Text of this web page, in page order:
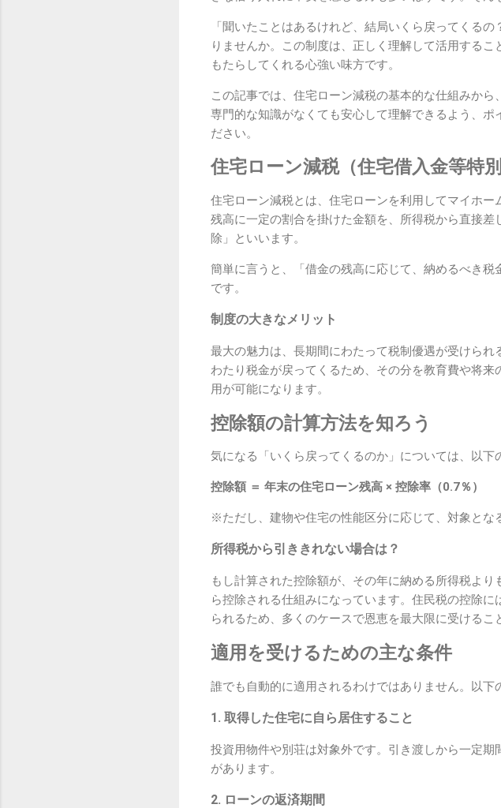
「聞いたことはあるけれど、結局いくら戻ってくる
りませんか。この制度は、正しく理解して活用する
もたらしてくれる心強い味方です。
この記事では、住宅ローン減税の基本的な仕組みか
専門的な知識がなくても安心して理解できるよう、
ださい。
住宅ローン減税（住宅借入金等特
住宅ローン減税とは、住宅ローンを利用してマイホ
残高に一定の割合を掛けた金額を、所得税から直接
除」といいます。
簡単に言うと、「借金の残高に応じて、納めるべき
です。
制度の大きなメリット
最大の魅力は、長期間にわたって税制優遇が受けら
わたり税金が戻ってくるため、その分を教育費や将
用が可能になります。
控除額の計算方法を知ろう
気になる「いくら戻ってくるのか」については、以下
控除額 ＝ 年末の住宅ローン残高 × 控除率（0.7％）
※ただし、建物や住宅の性能区分に応じて、対象とな
所得税から引ききれない場合は？
もし計算された控除額が、その年に納める所得税よ
ら控除される仕組みになっています。住民税の控除
られるため、多くのケースで恩恵を最大限に受けるこ
適用を受けるための主な条件
誰でも自動的に適用されるわけではありません。以下
1. 取得した住宅に自ら居住すること
投資用物件や別荘は対象外です。引き渡しから一定
があります。
2. ローンの返済期間